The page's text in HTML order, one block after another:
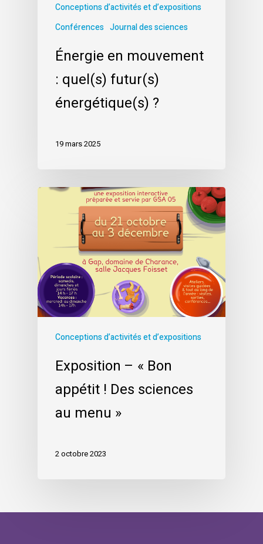
Conceptions d’activités et d’expositions
Conférences Journal des sciences
Énergie en mouvement
: quel(s) futur(s)
énergétique(s) ?
19 mars 2025
Conceptions d’activités et d’expositions
Exposition – « Bon
appétit ! Des sciences
au menu »
2 octobre 2023